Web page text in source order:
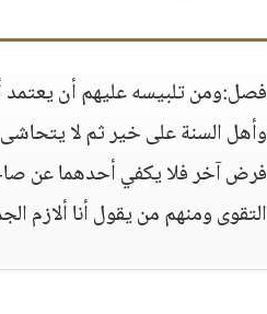
فصل:ومن تلبيسه عليهم أن يعتمد
وأهل السنة على خير ثم لا
فرض آخر فلا يكفي أحدهما عن
التقوى ومنهم من يقول أنا ألازم